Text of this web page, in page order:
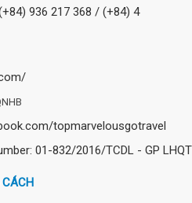
936 217 368 / (+84) 4
topmarvelousgotravel
01-832/2016/TCDL - GP LHQT
CÁCH